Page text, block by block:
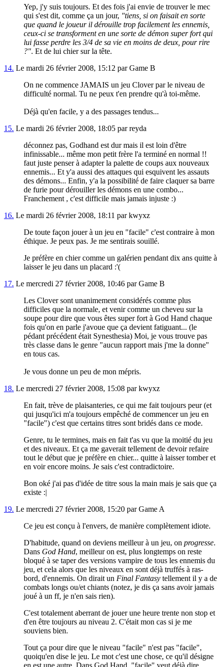
Yep, j'y suis toujours. Et des fois j'ai envie de trouver le mec
qui s'est dit, comme ça un jour, "tiens, si on faisait en sorte
que quand le joueur il dérouille trop facilement les ennemis,
ceux-ci se transforment en une sorte de démon super fort qui
lui fasse perdre les 3/4 de sa vie en moins de deux, pour rire
?". Et de lui chier sur la tête.
14. Le mardi 26 février 2008, 15:12 par Game B
On ne commence JAMAIS un jeu Clover par le niveau de
difficulté normal. Tu ne peux t'en prendre qu'à toi-même.
Déjà qu'en facile, y a des passages tendus...
15. Le mardi 26 février 2008, 18:05 par reyda
déconnez pas, Godhand est dur mais il est loin d'être
infinissable... même mon petit frère l'a terminé en normal !!
faut juste penser à adapter la palette de coups aux nouveaux
ennemis... Et y'a aussi des attaques qui esquivent les assauts
des démons... Enfin, y'a la possibilité de faire claquer sa barre
de furie pour dérouiller les démons en une combo...
Franchement , c'est difficile mais jamais injuste :)
16. Le mardi 26 février 2008, 18:11 par kwyxz
De toute façon jouer à un jeu en "facile" c'est contraire à mon
éthique. Je peux pas. Je me sentirais souillé.
Je préfère en chier comme un galérien pendant dix ans quitte à
laisser le jeu dans un placard :'(
17. Le mercredi 27 février 2008, 10:46 par Game B
Les Clover sont unanimement considérés comme plus
difficiles que la normale, et venir comme un cheveu sur la
soupe pour dire que vous êtes super fort à God Hand chaque
fois qu'on en parle j'avoue que ça devient fatiguant... (le
pédant précédent était Synesthesia) Moi, je vous trouve pas
très classe dans le genre "aucun rapport mais j'me la donne"
en tous cas.
Je vous donne un peu de mon mépris.
18. Le mercredi 27 février 2008, 15:08 par kwyxz
En fait, trève de plaisanteries, ce qui me fait toujours peur (et
qui jusqu'ici m'a toujours empêché de commencer un jeu en
"facile") c'est que certains titres sont bridés dans ce mode.
Genre, tu le termines, mais en fait t'as vu que la moitié du jeu
et des niveaux. Et ça me gaverait tellement de devoir refaire
tout le début que je préfère en chier... quitte à laisser tomber et
en voir encore moins. Je sais c'est contradictoire.
Bon oké j'ai pas d'idée de titre sous la main mais je sais que ça
existe :|
19. Le mercredi 27 février 2008, 15:20 par Game A
Ce jeu est conçu à l'envers, de manière complètement idiote.
D'habitude, quand on deviens meilleur à un jeu, on progresse.
Dans God Hand, meilleur on est, plus longtemps on reste
bloqué à se taper des versions vampire de tous les ennemis du
jeu, et cela alors que les niveaux en sont déjà truffés à ras-
bord, d'ennemis. On dirait un Final Fantasy tellement il y a de
combats longs ou/et chiants (notez, je dis ça sans avoir jamais
joué à un ff, je n'en sais rien).
C'est totalement aberrant de jouer une heure trente non stop et
d'en être toujours au niveau 2. C'était mon cas si je me
souviens bien.
Tout ça pour dire que le niveau "facile" n'est pas "facile",
quoiqu'en dise le jeu. Le mot c'est une chose, ce qu'il désigne
en est une autre. Dans God Hand, "facile" veut déjà dire